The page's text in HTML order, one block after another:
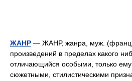
ЖАНР — ЖАНР, жанра, муж.
произведений в пределах какого
отличающийся особыми, только
сюжетными, стилистическими